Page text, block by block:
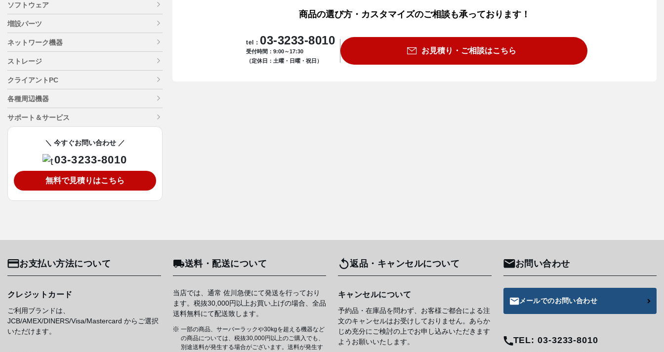
商品の選び方・カスタマイズのご相談も承っております！
tel： 03-3233-8010
受付時間：9:00～17:30
（定休日：土曜・日曜・祝日）
お見積り・ご相談はこちら
ソフトウェア
増設パーツ
ネットワーク機器
ストレージ
クライアントPC
各種周辺機器
サポート＆サービス
＼ 今すぐお問い合わせ ／
03-3233-8010
無料で見積りはこちら
お支払い方法について
クレジットカード
ご利用ブランドは、
JCB/AMEX/DINERS/Visa/Mastercard からご選択
いただけます。
送料・配送について
当店では、通常 佐川急便にて発送を行っており
ます。税抜30,000円以上お買い上げの場合、全品
送料無料にて配送致します。
一部の商品、サーバーラックや30kgを超える機器など
の商品については、税抜30,000円以上のご購入でも、
別途送料が発生する場合がございます。送料が発生す
返品・キャンセルについて
キャンセルについて
予約品・在庫品を問わず、お客様ご都合による注
文のキャンセルはお受けしておりません。あらか
じめ充分にご検討の上でお申し込みいただきます
ようお願いいたします。
お問い合わせ
メールでのお問い合わせ
TEL: 03-3233-8010